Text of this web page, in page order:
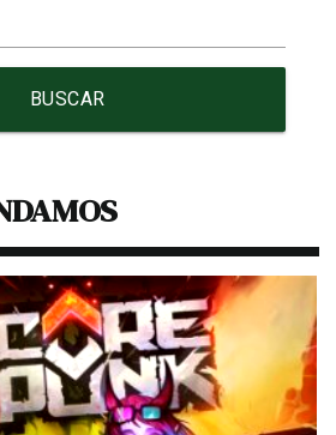
BUSCAR